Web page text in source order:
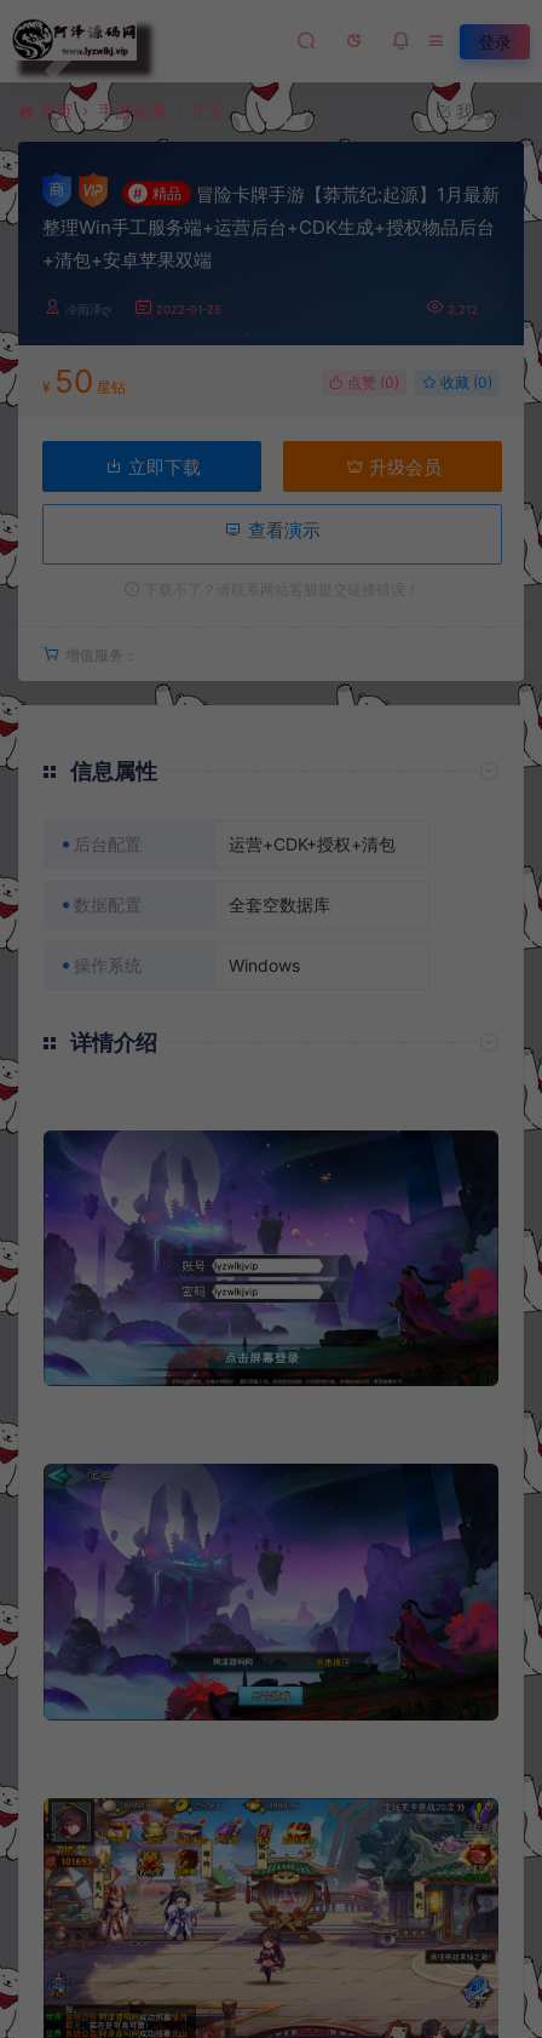
登录
首页 手游资源 正文 我要投稿
# 精品
冒险卡牌手游【莽荒纪:起源】1月最新
整理Win手工服务端+运营后台+CDK生成+授权物品后台
+清包+安卓苹果双端
冷雨泽ღ 2022-01-25 2,212
¥ 50 星钻 点赞 (0) 收藏 (0)
立即下载 升级会员
查看演示
增值服务：
信息属性
后台配置 运营+CDK+授权+清包
数据配置 全套空数据库
操作系统 Windows
详情介绍